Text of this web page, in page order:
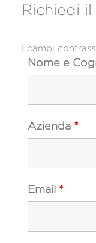
Richiedi
I campi
Nome e
Azienda *
Email *